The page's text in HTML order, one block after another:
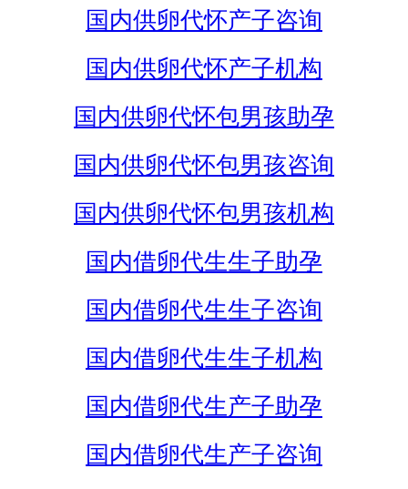
国内供卵代怀产子咨询
国内供卵代怀产子机构
国内供卵代怀包男孩助孕
国内供卵代怀包男孩咨询
国内供卵代怀包男孩机构
国内借卵代生生子助孕
国内借卵代生生子咨询
国内借卵代生生子机构
国内借卵代生产子助孕
国内借卵代生产子咨询